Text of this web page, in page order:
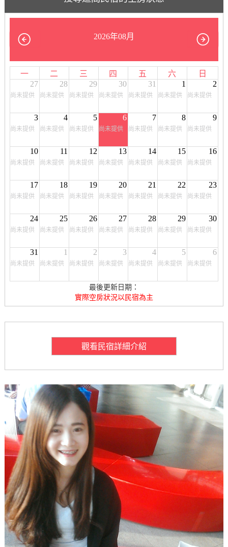
2026年08月
一 二 三 四 五 六
日
27
尚未提供
28
尚未提供
29
尚未提供
30
尚未提供
31
尚未提供
1
尚未提供
2
尚未提供
3
尚未提供
4
尚未提供
5
尚未提供
6
尚未提供
7
尚未提供
8
尚未提供
9
尚未提供
10
尚未提供
11
尚未提供
12
尚未提供
13
尚未提供
14
尚未提供
15
尚未提供
16
尚未提供
17
尚未提供
18
尚未提供
19
尚未提供
20
尚未提供
21
尚未提供
22
尚未提供
23
尚未提供
24
尚未提供
25
尚未提供
26
尚未提供
27
尚未提供
28
尚未提供
29
尚未提供
30
尚未提供
31
尚未提供
1
尚未提供
2
尚未提供
3
尚未提供
4
尚未提供
5
尚未提供
6
尚未提供
最後更新日期：
實際空房狀況以民宿為主
觀看民宿詳細介紹